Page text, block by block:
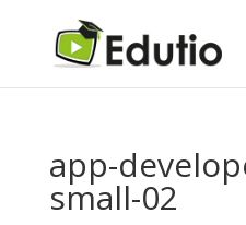
app-
small-02